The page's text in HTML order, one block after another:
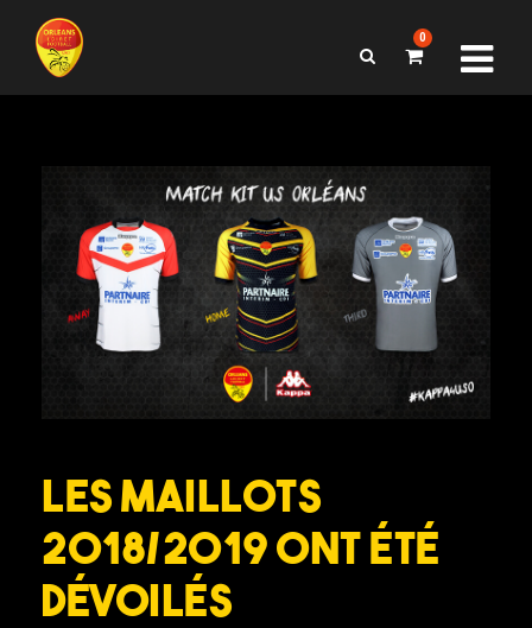
0
Les maillots
2018/2019 ont été
dévoilés